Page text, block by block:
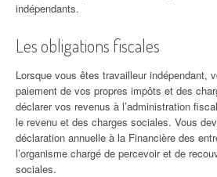
indépendants.
Les obligations fiscales
Lorsque vous êtes travailleur indépendant,
paiement de vos propres impôts et des
déclarer vos revenus à l’administration
le revenu et des charges sociales. Vous
déclaration annuelle à la Financière des
l’organisme chargé de percevoir et de
sociales.